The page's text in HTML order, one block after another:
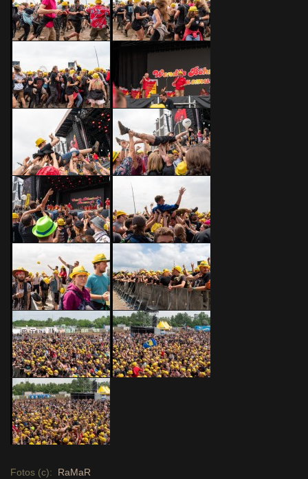
Fotos (c): RaMaR